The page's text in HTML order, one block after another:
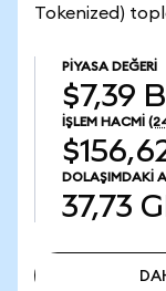
Tokenized)
PIYASA DEĞERI
$7,39 B
İŞLEM HACMI
DOLAŞIMDAKI
37,73